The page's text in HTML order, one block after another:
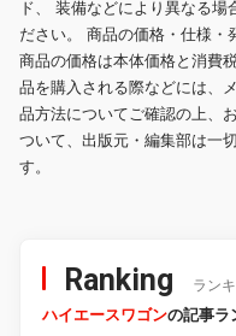
ド、 装備などにより異なる場
ださい。 商品の価格・仕様・
商品の価格は本体価格と消費
品を購入される際などには、
品方法についてご確認の上、
ついて、出版元・編集部は一
す。
Ranking ラン
ハイエースワゴンの記事ラ